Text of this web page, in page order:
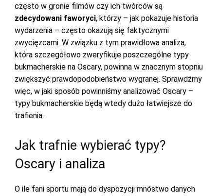
często w gronie filmów czy ich twórców są
zdecydowani faworyci, którzy – jak pokazuje historia
wydarzenia – często okazują się faktycznymi
zwycięzcami. W związku z tym prawidłowa analiza,
która szczegółowo zweryfikuje poszczególne typy
bukmacherskie na Oscary, powinna w znacznym stopniu
zwiększyć prawdopodobieństwo wygranej. Sprawdźmy
więc, w jaki sposób powinniśmy analizować Oscary –
typy bukmacherskie będą wtedy dużo łatwiejsze do
trafienia.
Jak trafnie wybierać typy?
Oscary i analiza
O ile fani sportu mają do dyspozycji mnóstwo danych